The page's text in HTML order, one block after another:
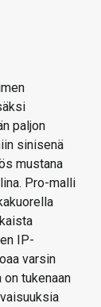
paljon
sinisenä
mustana
Pro-malli
IP-
varsin
tukenaan